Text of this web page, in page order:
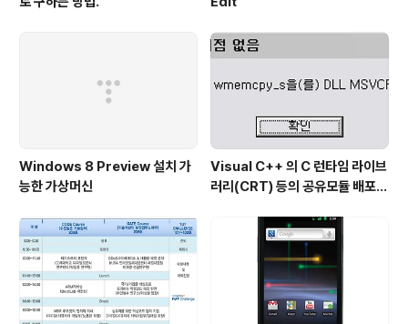
Windows 8 Preview 설치 가
능한 가상머신
Visual C++ 의 C 런타임 라이브
러리(CRT) 등의 공유모듈 배포시